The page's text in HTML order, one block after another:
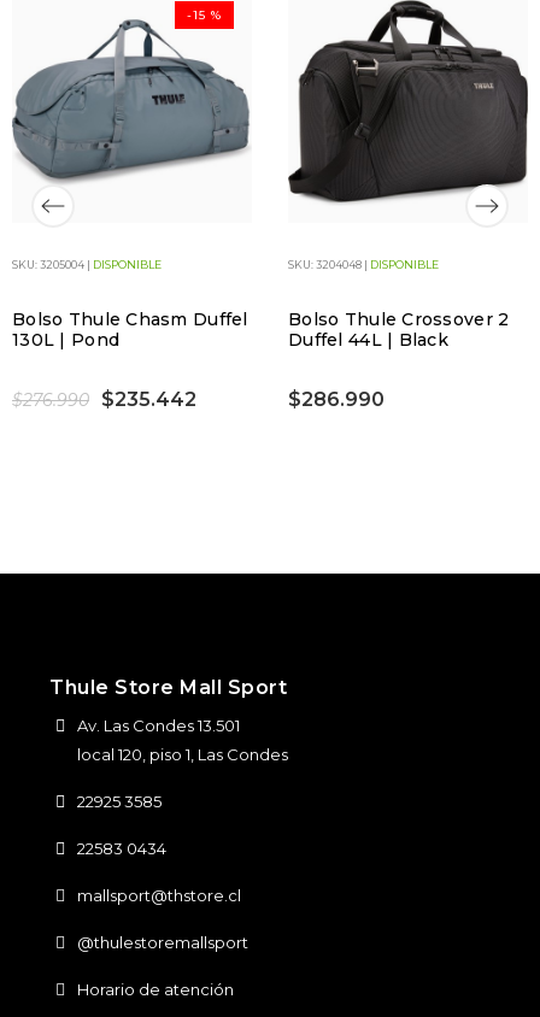
SKU: 3205004 | DISPONIBLE
Bolso Thule Chasm Duffel
130L | Pond
$276.990 $235.442
-15 %
SKU: 3204048 | DISPONIBLE
Bolso Thule Crossover 2
Duffel 44L | Black
$286.990
Thule Store Mall Sport
Av. Las Condes 13.501
local 120, piso 1, Las Condes
22925 3585
22583 0434
mallsport@thstore.cl
@thulestoremallsport
Horario de atención